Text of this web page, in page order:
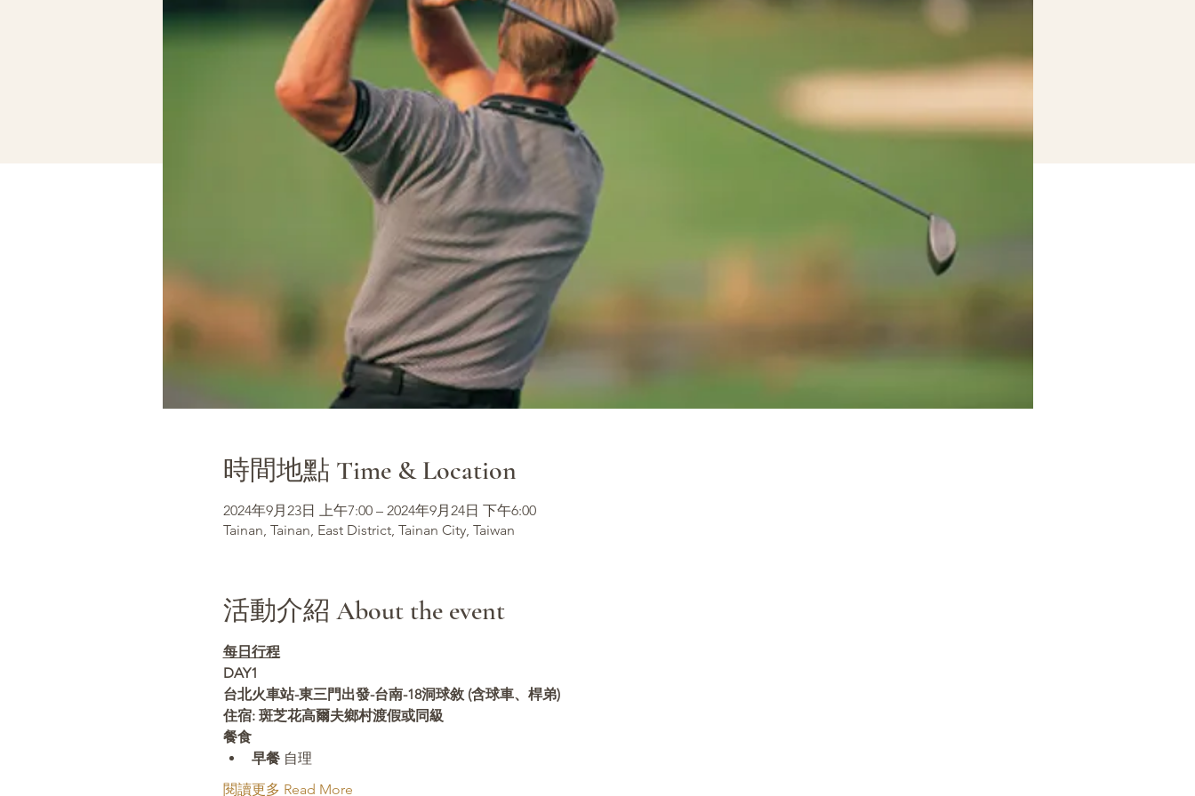
時間地點 Time & Location
2024年9月23日 上午7:00 – 2024年9月24日 下午6:00
Tainan, Tainan, East District, Tainan City, Taiwan
活動介紹 About the event
每日行程
DAY1
台北火車站-東三門出發-台南-18洞球敘 (含球車、桿弟)
住宿: 斑芝花高爾夫鄉村渡假或同級
餐食
早餐 自理
閱讀更多 Read More